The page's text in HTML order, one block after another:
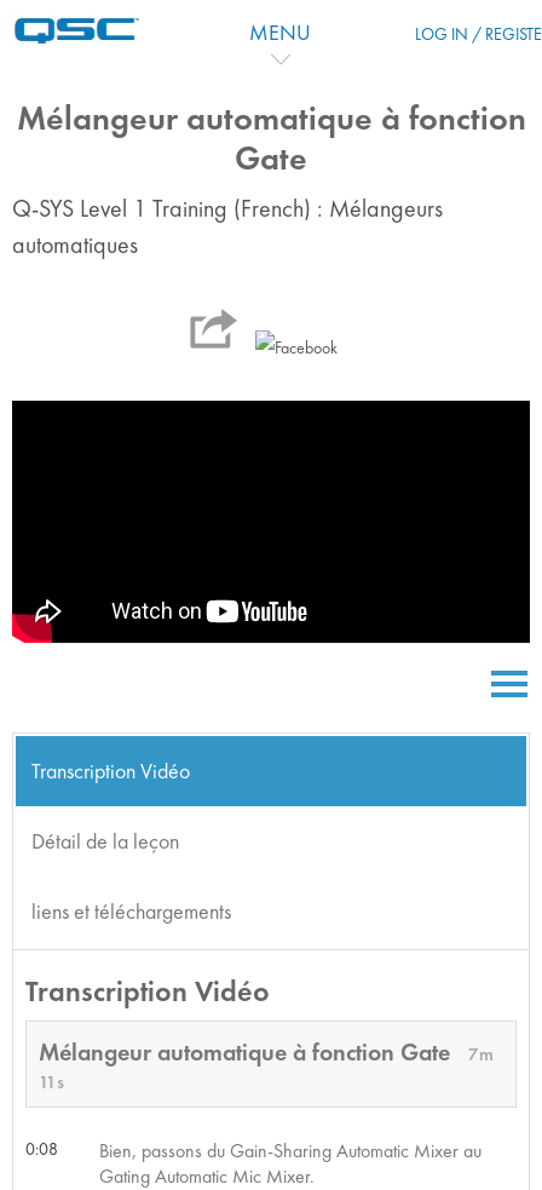
MENU LOG IN /
Mélangeur automatique à fonction
Gate
Q-SYS Level 1 Training (French) : Mélangeurs
automatiques
Transcription Vidéo
Détail de la leçon
liens et téléchargements
Transcription Vidéo
Mélangeur automatique à fonction Gate
7m
11s
0:08
Bien, passons du Gain-Sharing Automatic Mixer au
Gating Automatic Mic Mixer.